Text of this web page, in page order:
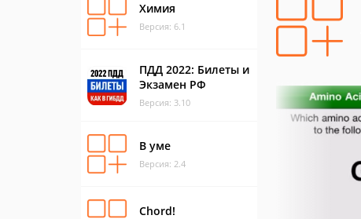
Химия
Версия: 6.1
ПДД 2022: Билеты и
Экзамен РФ
Версия: 3.10
В уме
Версия: 2.4
Chord!